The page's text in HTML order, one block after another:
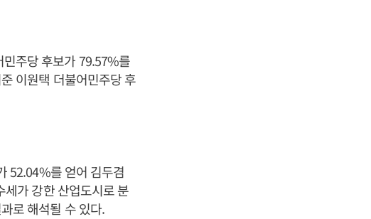
주당 후보가 79.57%를
이원택 더불어민주당 후
52.04%를 얻어 김두겸
가 강한 산업도시로 분
로 해석될 수 있다.